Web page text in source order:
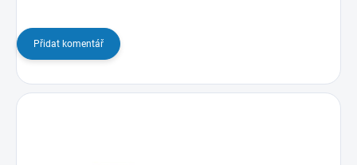
Přidat komentář